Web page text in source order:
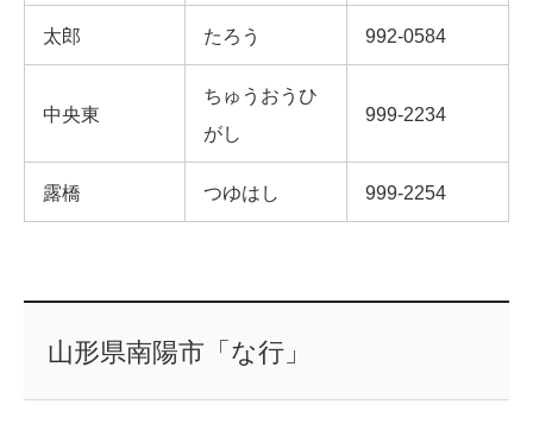
太郎 たろう 992-0584
中央東
ちゅうおうひ
がし
999-2234
露橋 つゆはし 999-2254
山形県南陽市「な行」